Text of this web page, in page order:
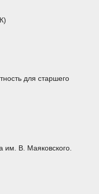
для старшего
им. В. Маяковского.